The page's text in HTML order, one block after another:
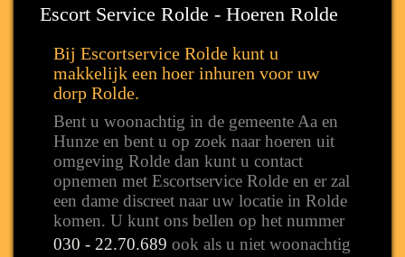
Escort Service Rolde - Hoeren Rolde
Bij Escortservice Rolde kunt u
makkelijk een hoer inhuren voor uw
dorp Rolde.
Bent u woonachtig in de gemeente Aa en
Hunze en bent u op zoek naar hoeren uit
omgeving Rolde dan kunt u contact
opnemen met Escortservice Rolde en er zal
een dame discreet naar uw locatie in Rolde
komen. U kunt ons bellen op het nummer
030 - 22.70.689 ook als u niet woonachtig